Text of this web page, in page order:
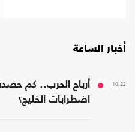
أخبار الساعة
10:22
أرباح الحرب.. كم
اضطرابات الخليج؟